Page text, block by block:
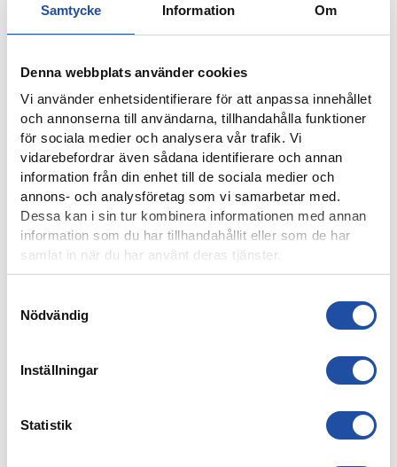
Samtycke Information Om
Denna webbplats använder cookies
Vi använder enhetsidentifierare för att anpassa innehållet
och annonserna till användarna, tillhandahålla funktioner
för sociala medier och analysera vår trafik. Vi
vidarebefordrar även sådana identifierare och annan
information från din enhet till de sociala medier och
annons- och analysföretag som vi samarbetar med.
Dessa kan i sin tur kombinera informationen med annan
information som du har tillhandahållit eller som de har
samlat in när du har använt deras tjänster.
Nödvändig
Inställningar
Statistik
8 AUGUSTI, 2026
IFK-TRUPPEN MOT IK BRAGE
ELIAS JEMALS BÄSTA TID PÅ KANTEN – “BARNDOMSDRÖM